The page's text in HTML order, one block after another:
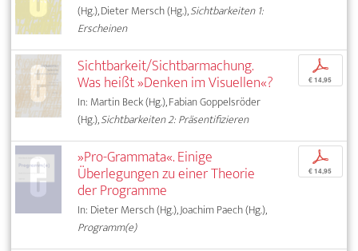
(Hg.), Dieter Mersch (Hg.),Sichtbarkeiten 1:
Erscheinen
Sichtbarkeit/Sichtbarmachung.
Was heißt »Denken im Visuellen«?
In: Martin Beck (Hg.), Fabian Goppelsröder
(Hg.),Sichtbarkeiten 2: Präsentifizieren
p
€ 14,95
»Pro-Grammata«. Einige
Überlegungen zu einer Theorie
der Programme
In: Dieter Mersch (Hg.), Joachim Paech (Hg.),
Programm(e)
p
€ 14,95